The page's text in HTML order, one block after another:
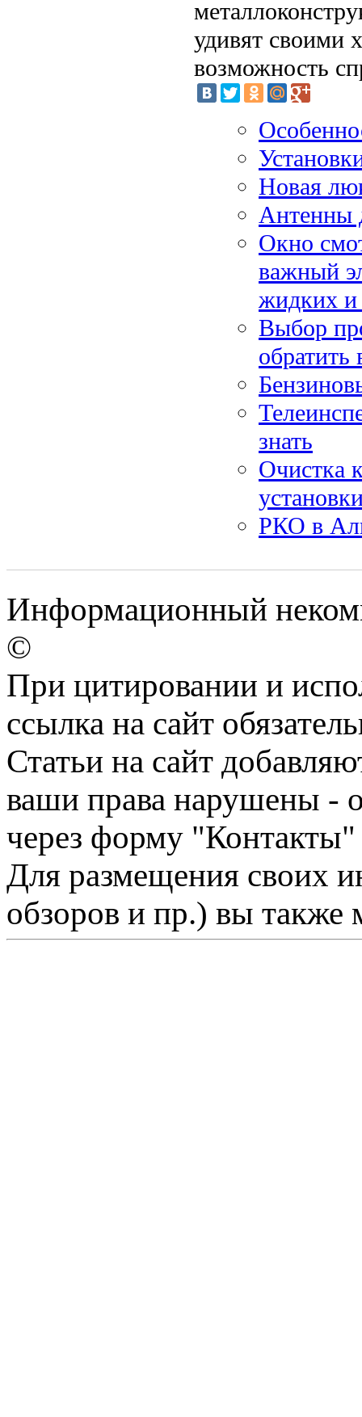
удивят своими
возможность
Новая
Антенны
Окно
важный
жидких и
Выбор
знать
Очистка
РКО в
Информационный
©
При цитировании и
ссылка на сайт
Статьи на сайт
ваши права нарушены -
через форму "Контакты"
Для размещения своих
обзоров и пр.) вы также